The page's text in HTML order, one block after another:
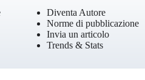
Diventa Autore
Norme di pubblicazione
Invia un articolo
Trends & Stats